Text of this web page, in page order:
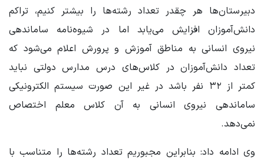
دبیرستان‌ها هر چقدر تعداد رشته‌ها را بیشتر کنیم، تراکم
دانش‌آموزان افزایش می‌یابد اما در شیوه‌نامه ساماندهی
نیروی انسانی به مناطق آموزش و پرورش اعلام می‌شود که
تعداد دانش‌آموزان در کلاس‌های درس مدارس دولتی نباید
کمتر از ۳۲ نفر باشد در غیر این صورت سیستم الکترونیکی
ساماندهی نیروی انسانی به آن کلاس معلم اختصاص
نمی‌دهد.
وی ادامه داد: بنابراین مجبوریم تعداد رشته‌ها را متناسب با